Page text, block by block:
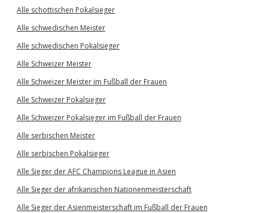
Alle schottischen Pokalsieger
Alle schwedischen Meister
Alle schwedischen Pokalsieger
Alle Schweizer Meister
Alle Schweizer Meister im Fußball der Frauen
Alle Schweizer Pokalsieger
Alle Schweizer Pokalsieger im Fußball der Frauen
Alle serbischen Meister
Alle serbischen Pokalsieger
Alle Sieger der AFC Champions League in Asien
Alle Sieger der afrikanischen Nationenmeisterschaft
Alle Sieger der Asienmeisterschaft im Fußball der Frauen